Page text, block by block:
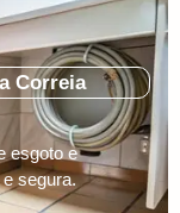
Correia
esgoto e
segura.